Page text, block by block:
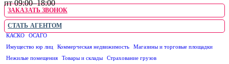
пт 09:00–18:00
ЗАКАЗАТЬ ЗВОНОК
СТАТЬ АГЕНТОМ
КАСКО ОСАГО
Имущество юр лиц
Коммерческая недвижимость
Магазины и торговые площадки
Нежилые помещения
Товары и склады
Страхование грузов